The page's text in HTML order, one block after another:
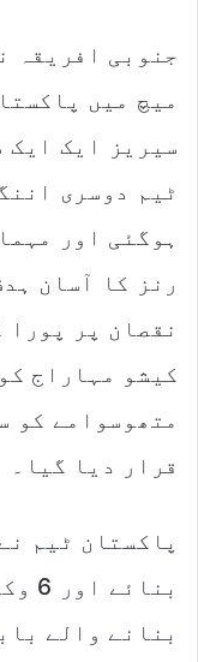
a
e
m
i
جنوبی افریقہ
سیریز ایک ایک
کیشو مہاراج
متھوسوامے کو
قرار دیا گیا۔
بنانے والے